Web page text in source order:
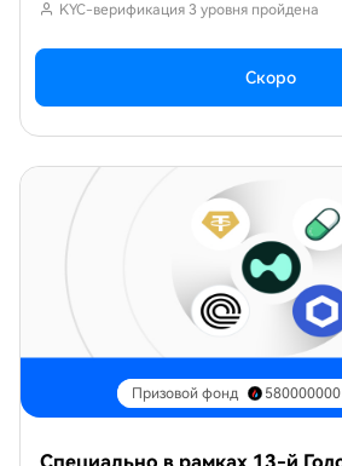
KYC-верификация 3 уровня пройдена
Скоро
Призовой фонд 580000000